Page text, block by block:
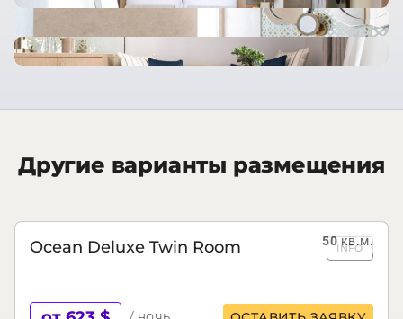
Другие варианты размещения
50кв.м.
Ocean Deluxe Twin Room INFO